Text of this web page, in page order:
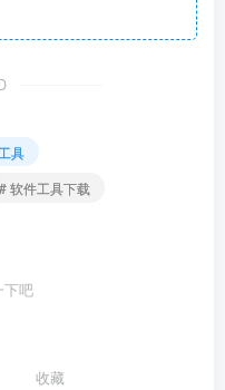
具
# 软件工具下载
下吧
收藏